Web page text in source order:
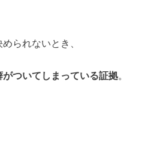
られないとき、
ついてしまっている証拠。